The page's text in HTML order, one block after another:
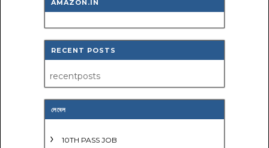
AMAZON.IN
RECENT POSTS
recentposts
লেবেল
10TH PASS JOB